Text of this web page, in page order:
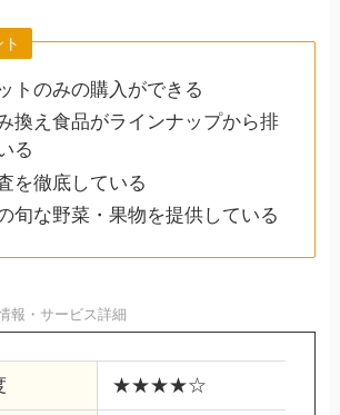
トのみの購入ができる
換え食品がラインナップから排
る
を徹底している
旬な野菜・果物を提供している
報・サービス詳細
★★★★☆